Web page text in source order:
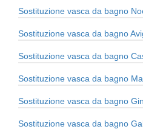
Sostituzione vasca da bagno
Sostituzione vasca da bagno
Sostituzione vasca da bagno
Sostituzione vasca da bagno
Sostituzione vasca da bagno
Sostituzione vasca da bagno